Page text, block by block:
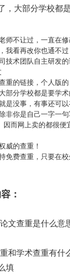
，大部分学校都
师不让过，一直在
我看再改你也通不
技术团队自主研发
重的链接，个人版
部分学校都是要学
是没事，有事还可以
非你是自己一字一
而网上卖的都很
威的查重！
免费查重，只要在
：
文查重是什么意
和学术查重有什
填